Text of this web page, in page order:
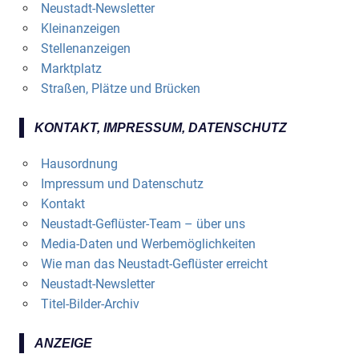
Neustadt-Newsletter
Kleinanzeigen
Stellenanzeigen
Marktplatz
Straßen, Plätze und Brücken
KONTAKT, IMPRESSUM, DATENSCHUTZ
Hausordnung
Impressum und Datenschutz
Kontakt
Neustadt-Geflüster-Team – über uns
Media-Daten und Werbemöglichkeiten
Wie man das Neustadt-Geflüster erreicht
Neustadt-Newsletter
Titel-Bilder-Archiv
ANZEIGE